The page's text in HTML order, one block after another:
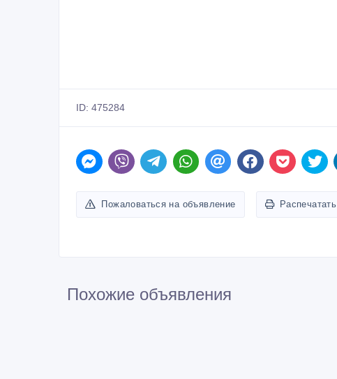
ID: 475284
Пожаловаться на объявление Распечатать
Похожие объявления